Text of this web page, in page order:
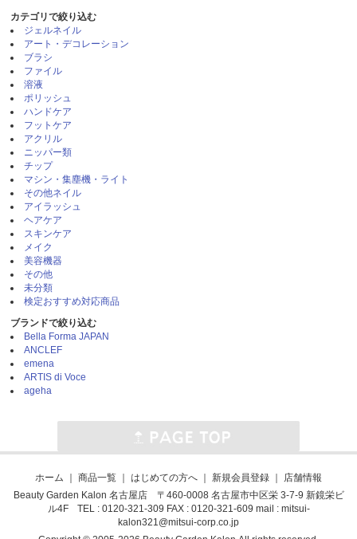
カテゴリで絞り込む
ジェルネイル
アート・デコレーション
ブラシ
ファイル
溶液
ポリッシュ
ハンドケア
フットケア
アクリル
ニッパー類
チップ
マシン・集塵機・ライト
その他ネイル
アイラッシュ
ヘアケア
スキンケア
メイク
美容機器
その他
未分類
検定おすすめ対応商品
ブランドで絞り込む
Bella Forma JAPAN
ANCLEF
emena
ARTIS di Voce
ageha
ホーム ｜ 商品一覧 ｜ はじめての方へ ｜ 新規会員登録 ｜
店舗情報
Beauty Garden Kalon 名古屋店 〒460-0008 名古屋市中区栄 3-7-9 新鏡栄ビ
ル4F TEL : 0120-321-309 FAX : 0120-321-609 mail : mitsui-
kalon321@mitsui-corp.co.jp